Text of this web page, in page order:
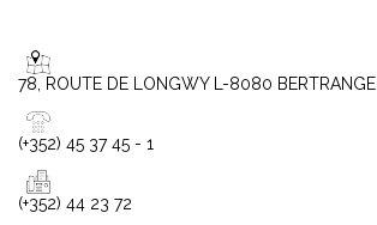
78, ROUTE DE LONGWY L-8080 BERTRANGE
(+352) 45 37 45 - 1
(+352) 44 23 72